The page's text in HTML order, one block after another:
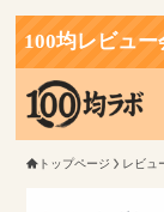
レビュー会員募
トップページ レビュ